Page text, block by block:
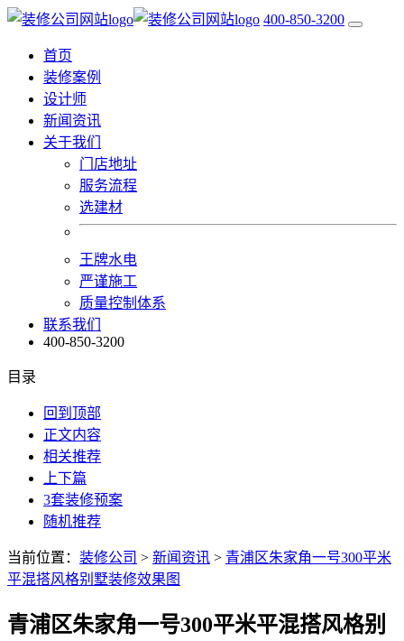
400-850-3200
首页
装修案例
设计师
新闻资讯
关于我们
门店地址
服务流程
选建材
王牌水电
严谨施工
质量控制体系
联系我们
400-850-3200
目录
回到顶部
正文内容
相关推荐
上下篇
3套装修预案
随机推荐
当前位置： 装修公司 > 新闻资讯 > 青浦区朱家角一号300平米
平混搭风格别墅装修效果图
青浦区朱家角一号300平米平混搭风格别